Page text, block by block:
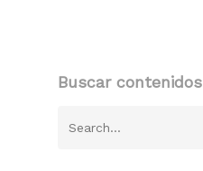
Buscar contenidos